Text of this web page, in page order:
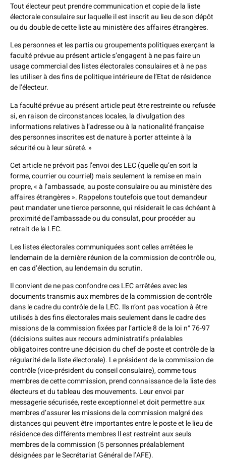
Tout électeur peut prendre communication et copie de la liste
électorale consulaire sur laquelle il est inscrit au lieu de son dépôt
ou du double de cette liste au ministère des affaires étrangères.
Les personnes et les partis ou groupements politiques exerçant la
faculté prévue au présent article s’engagent à ne pas faire un
usage commercial des listes électorales consulaires et à ne pas
les utiliser à des fins de politique intérieure de l’Etat de résidence
de l’électeur.
La faculté prévue au présent article peut être restreinte ou refusée
si, en raison de circonstances locales, la divulgation des
informations relatives à l’adresse ou à la nationalité française
des personnes inscrites est de nature à porter atteinte à la
sécurité ou à leur sûreté. »
Cet article ne prévoit pas l’envoi des LEC (quelle qu’en soit la
forme, courrier ou courriel) mais seulement la remise en main
propre, « à l’ambassade, au poste consulaire ou au ministère des
affaires étrangères ». Rappelons toutefois que tout demandeur
peut mandater une tierce personne, qui résiderait le cas échéant à
proximité de l’ambassade ou du consulat, pour procéder au
retrait de la LEC.
Les listes électorales communiquées sont celles arrêtées le
lendemain de la dernière réunion de la commission de contrôle ou,
en cas d’élection, au lendemain du scrutin.
Il convient de ne pas confondre ces LEC arrêtées avec les
documents transmis aux membres de la commission de contrôle
dans le cadre du contrôle de la LEC. Ils n’ont pas vocation à être
utilisés à des fins électorales mais seulement dans le cadre des
missions de la commission fixées par l’article 8 de la loi n° 76-97
(décisions suites aux recours administratifs préalables
obligatoires contre une décision du chef de poste et contrôle de la
régularité de la liste électorale). Le président de la commission de
contrôle (vice-président du conseil consulaire), comme tous
membres de cette commission, prend connaissance de la liste des
électeurs et du tableau des mouvements. Leur envoi par
messagerie sécurisée, reste exceptionnel et doit permettre aux
membres d’assurer les missions de la commission malgré des
distances qui peuvent être importantes entre le poste et le lieu de
résidence des différents membres Il est restreint aux seuls
membres de la commission (5 personnes préalablement
désignées par le Secrétariat Général de l’AFE).